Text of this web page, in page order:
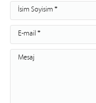
İsim Soyisim *
E-mail *
Mesaj